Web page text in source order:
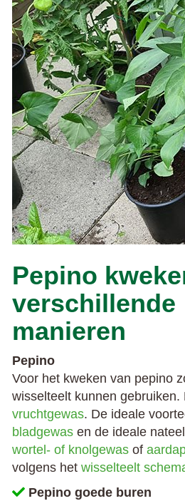
Pepino
verschillende
manieren
Pepino
Voor het kweken van pepino
wisselteelt kunnen gebruiken.
vruchtgewas. De ideale
bladgewas en de ideale
wortel- of knolgewas of
volgens het wisselteelt
Pepino goede buren